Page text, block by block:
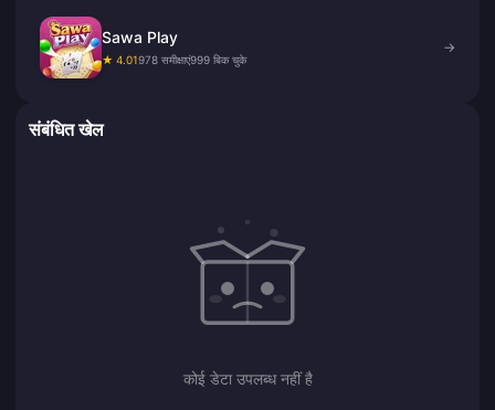
Sawa Play
★ 4.01978 समीक्षाएं999 बिक चुके
→
संबंधित खेल
कोई डेटा उपलब्ध नहीं है